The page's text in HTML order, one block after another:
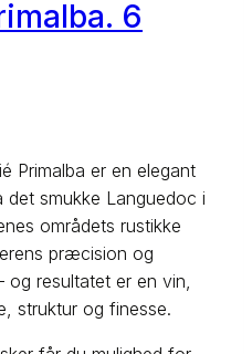
6
Primalba er en elegant
smukke Languedoc i
områdets rustikke
præcision og
resultatet er en vin,
struktur og finesse.